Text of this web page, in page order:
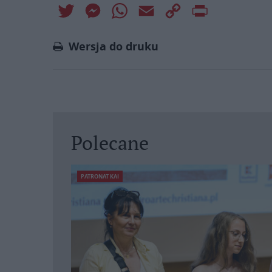
Twitter MessengerWhatsApp
Email
Copy
Wersja do druku
Polecane
PATRONAT KAI